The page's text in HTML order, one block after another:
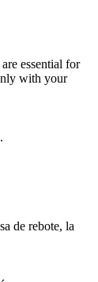
essential for
with your
de rebote, la